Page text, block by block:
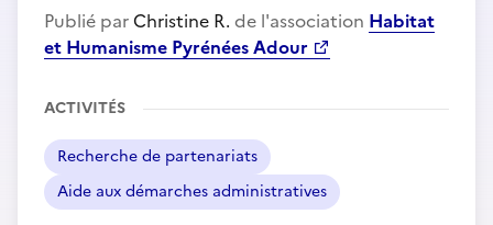
Publié par Christine R. de l'association Habitat
et Humanisme Pyrénées Adour
ACTIVITÉS
Recherche de partenariats
Aide aux démarches administratives